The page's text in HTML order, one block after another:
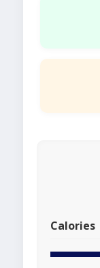
Calories